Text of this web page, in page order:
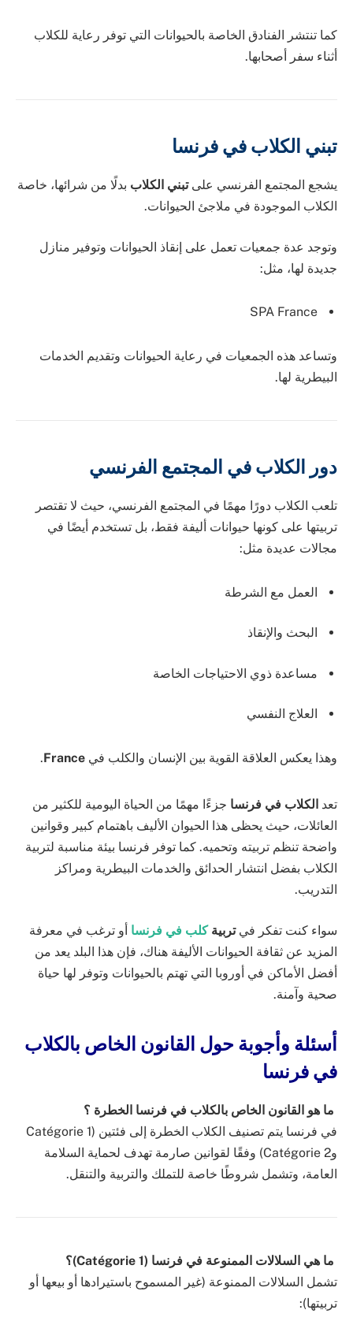
كما تنتشر الفنادق الخاصة بالحيوانات التي توفر رعاية للكلاب
أثناء سفر أصحابها.
تبني الكلاب في فرنسا
يشجع المجتمع الفرنسي علىتبني الكلاب بدلًا من شرائها، خاصة
الكلاب الموجودة في ملاجئ الحيوانات.
وتوجد عدة جمعيات تعمل على إنقاذ الحيوانات وتوفير منازل
جديدة لها، مثل:
SPA France
وتساعد هذه الجمعيات في رعاية الحيوانات وتقديم الخدمات
البيطرية لها.
دور الكلاب في المجتمع الفرنسي
تلعب الكلاب دورًا مهمًا في المجتمع الفرنسي، حيث لا تقتصر
تربيتها على كونها حيوانات أليفة فقط، بل تستخدم أيضًا في
مجالات عديدة مثل:
العمل مع الشرطة
البحث والإنقاذ
مساعدة ذوي الاحتياجات الخاصة
العلاج النفسي
وهذا يعكس العلاقة القوية بين الإنسان والكلب في France
.
تعد الكلاب في فرنسا جزءًا مهمًا من الحياة اليومية للكثير من
العائلات، حيث يحظى هذا الحيوان الأليف باهتمام كبير وقوانين
واضحة تنظم تربيته وتحميه. كما توفر فرنسا بيئة مناسبة لتربية
الكلاب بفضل انتشار الحدائق والخدمات البيطرية ومراكز
التدريب.
سواء كنت تفكر فيتربيةكلب في فرنسا أو ترغب في معرفة
المزيد عن ثقافة الحيوانات الأليفة هناك، فإن هذا البلد يعد من
أفضل الأماكن في أوروبا التي تهتم بالحيوانات وتوفر لها حياة
صحية وآمنة.
أسئلة وأجوبة حول القانون الخاص بالكلاب
في فرنسا
ما هو القانون الخاص بالكلاب في فرنسا الخطرة ؟
في فرنسا يتم تصنيف الكلاب الخطرة إلى فئتين (Catégorie 1
وCatégorie 2) وفقًا لقوانين صارمة تهدف لحماية السلامة
العامة، وتشمل شروطًا خاصة للتملك والتربية والتنقل.
ما هي السلالات الممنوعة في فرنسا (Catégorie 1)؟
تشمل السلالات الممنوعة (غير المسموح باستيرادها أو بيعها أو
تربيتها):